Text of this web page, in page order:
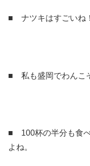
■ ナツキはすごいね！
■ 私も盛岡でわんこ
■ 100杯の半分も食
よね。